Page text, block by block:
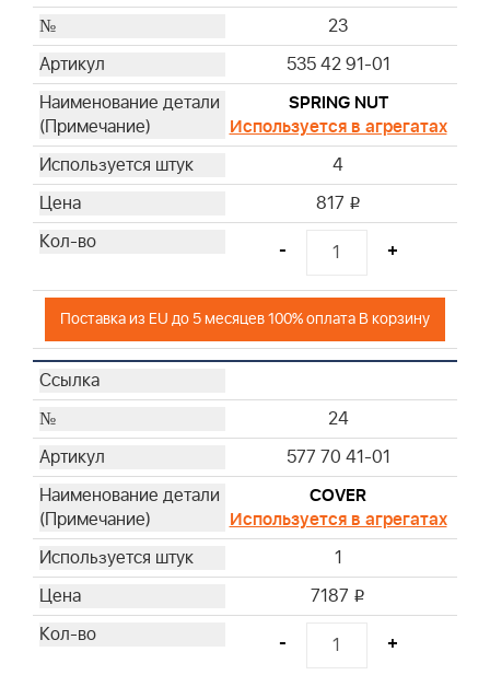
23
535 42 91-01
SPRING NUT
Используется в агрегатах
4
817 i
- +
Поставка из EU до 5 месяцев 100% оплата В корзину
24
577 70 41-01
COVER
Используется в агрегатах
1
7187 i
- +